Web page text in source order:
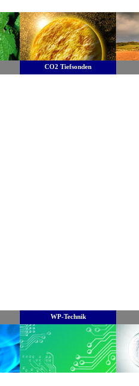
CO2 Tiefsonden
WP-Technik